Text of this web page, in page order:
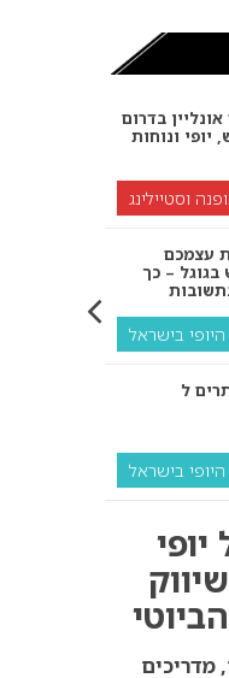
בדרום
יופי ונוחות
וסטיילינג
עצמכם
בגוגל – כך
היופי בישראל
היופי בישראל
צריך
לעסקים
קידום ל‑AI לעומת קידום
מדריכים